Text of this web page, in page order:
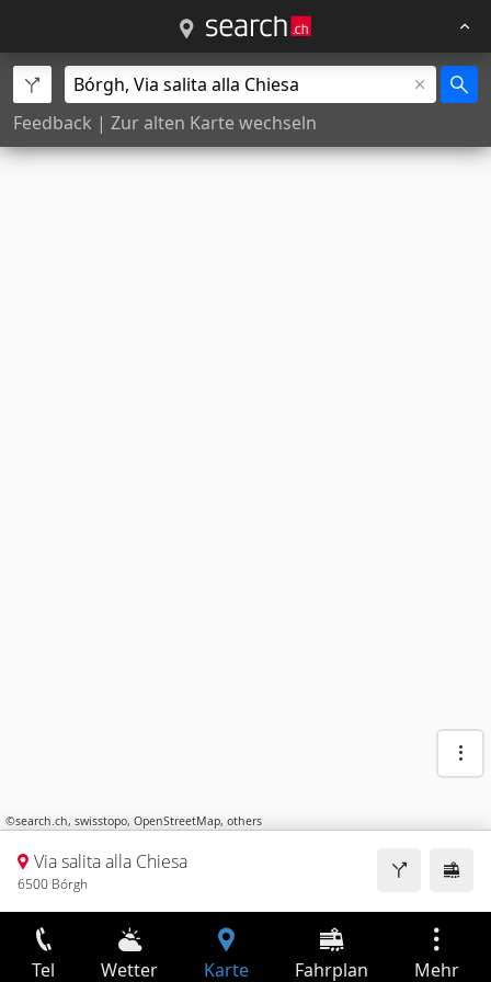
Feedback | Zur alten Karte wechseln
©search.ch, swisstopo, OpenStreetMap, others
Via salita alla Chiesa
6500 Bórgh
Tel Wetter Karte Fahrplan Mehr